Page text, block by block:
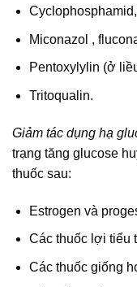
Miconazol ,
Pentoxylylin (ở
Tritoqualin.
Giảm tác dụng hạ
trạng tăng glucose
thuốc sau:
Estrogen và
Các thuốc lợi tiểu
Các thuốc giống